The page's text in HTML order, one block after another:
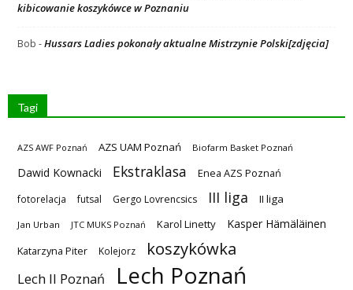
kibicowanie koszykówce w Poznaniu
Bob -Hussars Ladies pokonały aktualne Mistrzynie Polski[zdjęcia]
Tagi
AZS AWF Poznań AZS UAM Poznań Biofarm Basket Poznań
Dawid Kownacki Ekstraklasa Enea AZS Poznań
fotorelacja futsal Gergo Lovrencsics III liga II liga
Jan Urban JTC MUKS Poznań Karol Linetty Kasper Hämäläinen
Katarzyna Piter Kolejorz koszykówka
Lech II Poznań Lech Poznań